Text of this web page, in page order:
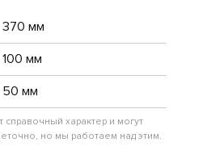
370 мм
100 мм
50 мм
справочный характер и могут
но мы работаем над этим.